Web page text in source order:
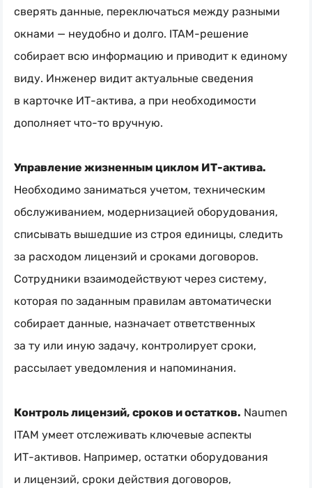
сверять данные, переключаться между разными
окнами — неудобно и долго. ITAM-решение
собирает всю информацию и приводит к единому
виду. Инженер видит актуальные сведения
в карточке ИТ-актива, а при необходимости
дополняет что-то вручную.
Управление жизненным циклом ИТ-актива.
Необходимо заниматься учетом, техническим
обслуживанием, модернизацией оборудования,
списывать вышедшие из строя единицы, следить
за расходом лицензий и сроками договоров.
Сотрудники взаимодействуют через систему,
которая по заданным правилам автоматически
собирает данные, назначает ответственных
за ту или иную задачу, контролирует сроки,
рассылает уведомления и напоминания.
Контроль лицензий, сроков и остатков. Naumen
ITAM умеет отслеживать ключевые аспекты
ИТ-активов. Например, остатки оборудования
и лицензий, сроки действия договоров,